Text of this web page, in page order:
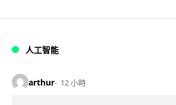
人工智能
arthur 12 小時